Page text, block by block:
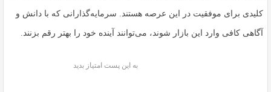
کلیدی برای موفقیت در این عرصه هستند. سرمایه‌گذارانی که با دانش و
آگاهی کافی وارد این بازار شوند، می‌توانند آینده خود را بهتر رقم بزنند.
به این پست امتیاز بدید